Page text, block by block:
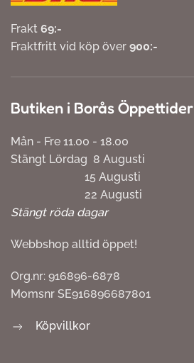
Frakt 69:-
Fraktfritt vid köp över 900:-
Butiken i Borås Öppettider
Mån - Fre 11.00 - 18.00
Stängt Lördag 8 Augusti
15 Augusti
22 Augusti
Stängt röda dagar
Webbshop alltid öppet!
Org.nr: 916896-6878
Momsnr SE916896687801
Köpvillkor